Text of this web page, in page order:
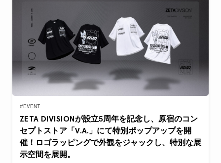
#EVENT
ZETA DIVISIONが設立5周年を記念し、原宿のコン
セプトストア「V.A.」にて特別ポップアップを開
催！ロゴラッピングで外観をジャックし、特別な展
示空間を展開。